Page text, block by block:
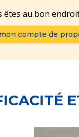
êtes au bon
compte de